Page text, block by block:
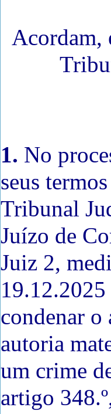
Acordam,
1. No
seus
Tribunal
Juízo de
Juiz 2,
condenar
autoria
um crime
artigo